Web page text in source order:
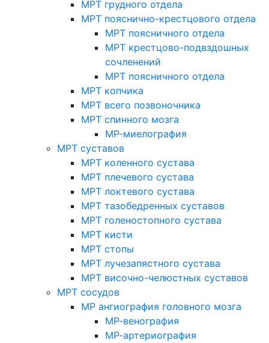
МРТ грудного отдела
МРТ пояснично-крестцового отдела
МРТ поясничного отдела
МРТ крестцово-подвздошных
сочленений
МРТ поясничного отдела
МРТ копчика
МРТ всего позвоночника
МРТ спинного мозга
МР-миелография
МРТ суставов
МРТ коленного сустава
МРТ плечевого сустава
МРТ локтевого сустава
МРТ тазобедренных суставов
МРТ голеностопного сустава
МРТ кисти
МРТ стопы
МРТ лучезапястного сустава
МРТ височно-челюстных суставов
МРТ сосудов
МР ангиография головного мозга
МР-венография
МР-артериография